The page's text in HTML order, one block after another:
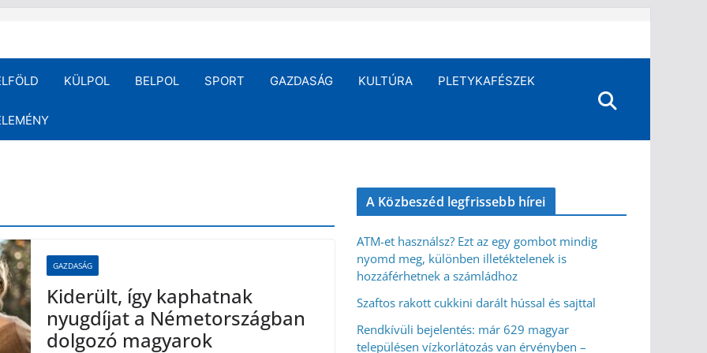
KÜLPOL BELPOL SPORT GAZDASÁG KULTÚRA PLETYKAFÉSZEK
GAZDASÁG
Kiderült, így kaphatnak
nyugdíjat a Németországban
dolgozó magyarok
A Közbeszéd legfrissebb hírei
ATM-et használsz? Ezt az egy gombot mindig
nyomd meg, különben illetéktelenek is
hozzáférhetnek a számládhoz
Szaftos rakott cukkini darált hússal és sajttal
Rendkívüli bejelentés: már 629 magyar
településen vízkorlátozás van érvényben –